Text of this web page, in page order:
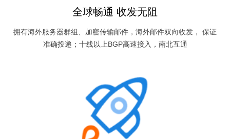
全球畅通 收发无阻
拥有海外服务器群组、加密传输邮件，海外邮件双向收发， 保证
准确投递；十线以上BGP高速接入，南北互通